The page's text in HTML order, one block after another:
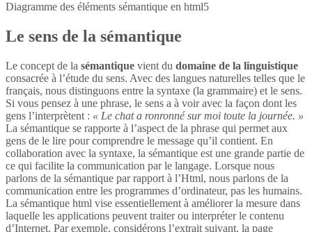
Diagramme des éléments sémantique en html5
Le sens de la sémantique
Le concept de la sémantique vient du domaine de la linguistique
consacrée à l’étude du sens. Avec des langues naturelles telles que le
français, nous distinguons entre la syntaxe (la grammaire) et le sens.
Si vous pensez à une phrase, le sens a à voir avec la façon dont les
gens l’interprètent : « Le chat a ronronné sur moi toute la journée. »
La sémantique se rapporte à l’aspect de la phrase qui permet aux
gens de le lire pour comprendre le message qu’il contient. En
collaboration avec la syntaxe, la sémantique est une grande partie de
ce qui facilite la communication par le langage. Lorsque nous
parlons de la sémantique par rapport à l’Html, nous parlons de la
communication entre les programmes d’ordinateur, pas les humains.
La sémantique html vise essentiellement à améliorer la mesure dans
laquelle les applications peuvent traiter ou interpréter le contenu
d’Internet. Par exemple, considérons l’extrait suivant, la page